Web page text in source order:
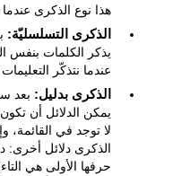
هذا نوع الذكرى عندما
الذكرى التسلسليّة:
يذكر الكلمات بنفس
عندما نتذكّر
الذكرى بدليل: بعد
يمكن الدلائل أن
لا توجد في القائمة،
الذكرى دلائل أخرى:
حرفها الأولى هي